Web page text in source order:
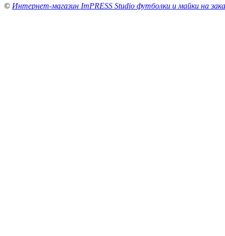
© Интернет-магазин ImPRESS Studio футболки и майки на